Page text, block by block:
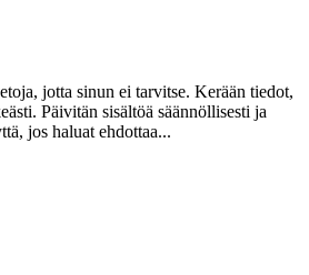
jotta sinun ei tarvitse. Kerään tiedot,
Päivitän sisältöä säännöllisesti ja
jos haluat ehdottaa...